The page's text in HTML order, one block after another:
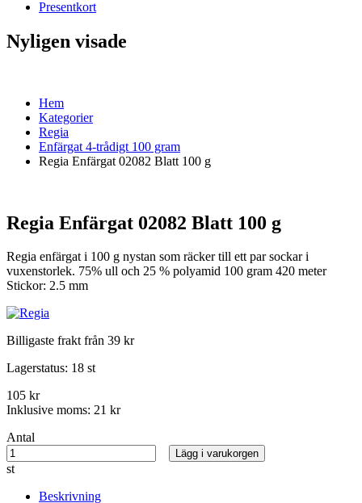
Presentkort
Nyligen visade
Hem
Kategorier
Regia
Enfärgat 4-trådigt 100 gram
Regia Enfärgat 02082 Blatt 100 g
Regia Enfärgat 02082 Blatt 100 g
Regia enfärgat i 100 g nystan som räcker till ett par sockar i
vuxenstorlek. 75% ull och 25 % polyamid 100 gram 420 meter
Stickor: 2.5 mm
Billigaste frakt från 39 kr
Lagerstatus: 18 st
105 kr
Inklusive moms: 21 kr
Antal
st
Lägg i varukorgen
Beskrivning